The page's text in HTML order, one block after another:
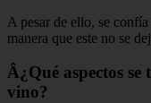
A pesar de ello, se
manera que este no se
Â¿Qué aspectos
vino?